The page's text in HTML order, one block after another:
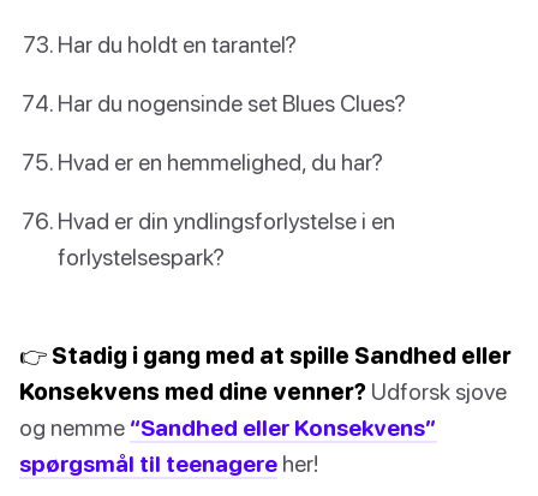
Har du holdt en tarantel?
Har du nogensinde set Blues Clues?
Hvad er en hemmelighed, du har?
Hvad er din yndlingsforlystelse i en
forlystelsespark?
👉 Stadig i gang med at spille Sandhed eller
Konsekvens med dine venner? Udforsk sjove
og nemme “Sandhed eller Konsekvens”
spørgsmål til teenagere her!